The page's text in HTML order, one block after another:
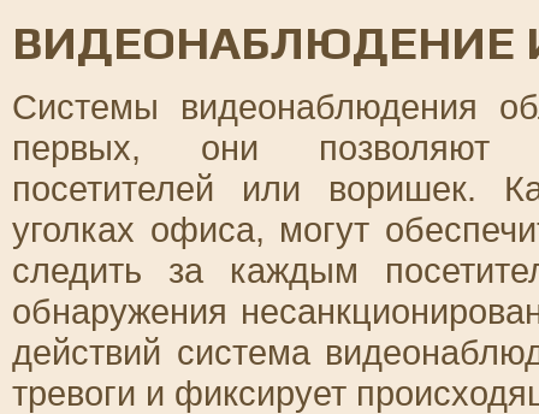
ВИДЕОНАБЛЮДЕНИЕ
Системы видеонаблюдения
первых, они позволяют
посетителей или воришек.
уголках офиса, могут
следить за каждым
обнаружения
действий система
тревоги и фиксирует